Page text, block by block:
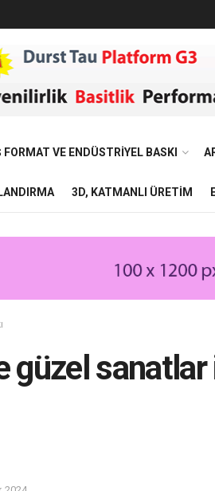
FORMAT VE ENDÜSTRIYEL BASKI
3D, KATMANLI ÜRETIM
güzel